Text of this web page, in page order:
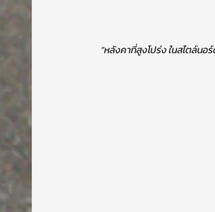
“หลังคาที่สูงโปร่ง ในสไตล์น